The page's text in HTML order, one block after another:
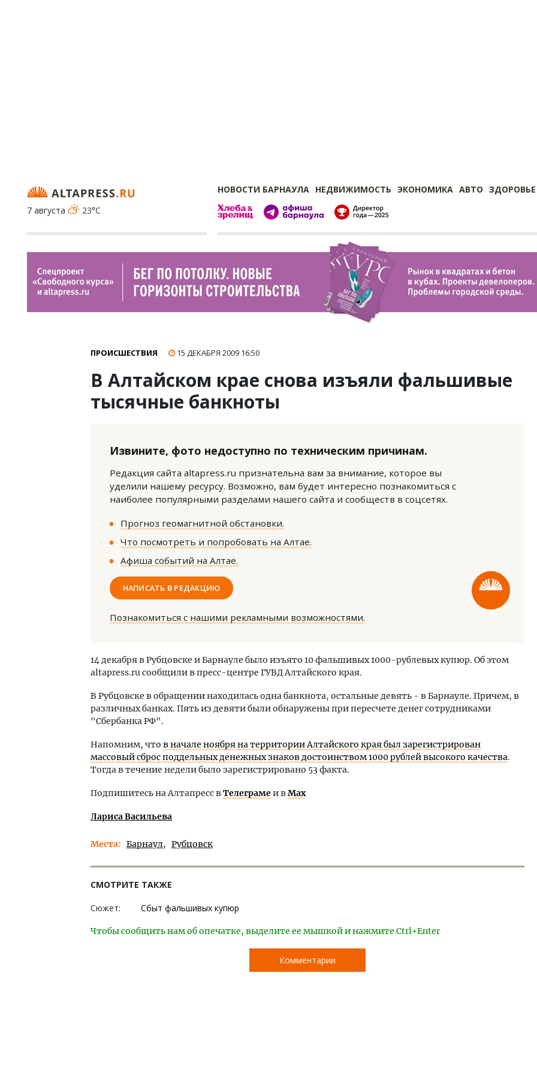
НОВОСТИ БАРНАУЛА НЕДВИЖИМОСТЬ ЭКОНОМИКА АВТО ЗДОРОВЬЕ
7 августа
23°C
ПРОИСШЕСТВИЯ 15 ДЕКАБРЯ 2009 16:50
В Алтайском крае снова изъяли фальшивые
тысячные банкноты
Извините, фото недоступно по техническим причинам.
Редакция сайта altapress.ru признательна вам за внимание, которое вы
уделили нашему ресурсу. Возможно, вам будет интересно познакомиться с
наиболее популярными разделами нашего сайта и сообществ в соцсетях.
Прогноз геомагнитной обстановки.
Что посмотреть и попробовать на Алтае.
Афиша событий на Алтае.
НАПИСАТЬ В РЕДАКЦИЮ
Познакомиться с нашими рекламными возможностями.
14 декабря в Рубцовске и Барнауле было изъято 10 фальшивых 1000-рублевых купюр. Об этом
altapress.ru сообщили в пресс-центре ГУВД Алтайского края.
В Рубцовске в обращении находилась одна банкнота, остальные девять - в Барнауле. Причем, в
различных банках. Пять из девяти были обнаружены при пересчете денег сотрудниками
"Сбербанка РФ".
Напомним, что в начале ноября на территории Алтайского края был зарегистрирован
массовый сброс поддельных денежных знаков достоинством 1000 рублей высокого качества.
Тогда в течение недели было зарегистрировано 53 факта.
Подпишитесь на Алтапресс вТелеграмеи вMax
Лариса Васильева
Места Барнаул Рубцовск
СМОТРИТЕ ТАКЖЕ
Сюжет: Сбыт фальшивых купюр
Чтобы сообщить нам об опечатке, выделите ее мышкой и нажмите Ctrl+Enter
Комментарии
ЗИАС — об эстетике городов,
трендах в фасадах и развитии рынка
СТРОИТЕЛЬСТВО
Гатилов — о том, как
СТРОИТЕЛЬСТВО